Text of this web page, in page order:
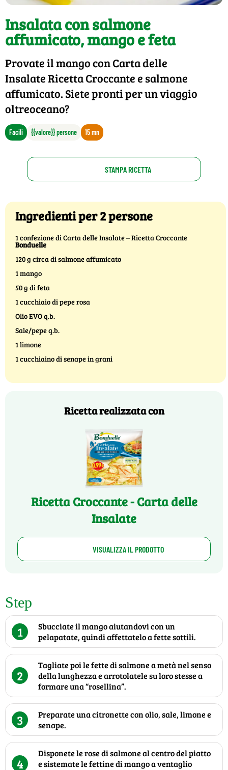
Insalata con salmone
affumicato, mango e feta
Provate il mango con Carta delle
Insalate Ricetta Croccante e salmone
affumicato. Siete pronti per un viaggio
oltreoceano?
Facili {{valore}} persone 15 mn
STAMPA RICETTA
Ingredienti per 2 persone
1 confezione di Carta delle Insalate – Ricetta Croccante
Bonduelle
120 g circa di salmone affumicato
1 mango
50 g di feta
1 cucchiaio di pepe rosa
Olio EVO q.b.
Sale/pepe q.b.
1 limone
1 cucchiaino di senape in grani
Ricetta realizzata con
Ricetta Croccante - Carta delle
Insalate
VISUALIZZA IL PRODOTTO
Step
1
Sbucciate il mango aiutandovi con un
pelapatate, quindi affettatelo a fette sottili.
2
Tagliate poi le fette di salmone a metà nel senso
della lunghezza e arrotolatele su loro stesse a
formare una “rosellina”.
3
Preparate una citronette con olio, sale, limone e
senape.
4
Disponete le rose di salmone al centro del piatto
e sistemate le fettine di mango a ventaglio